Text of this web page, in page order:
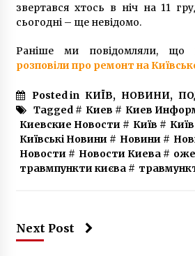
звертався хтось в ніч на 11
сьогодні – ще невідомо.
Раніше ми повідомляли, що
розповіли про ремонт на
Posted in КИЇВ, НОВИНИ,
Tagged # Киев # Киев
Киевские Новости # Київ #
Київські Новини # Новини #
Новости # Новости Киева#
травмпункти києва#
Next Post